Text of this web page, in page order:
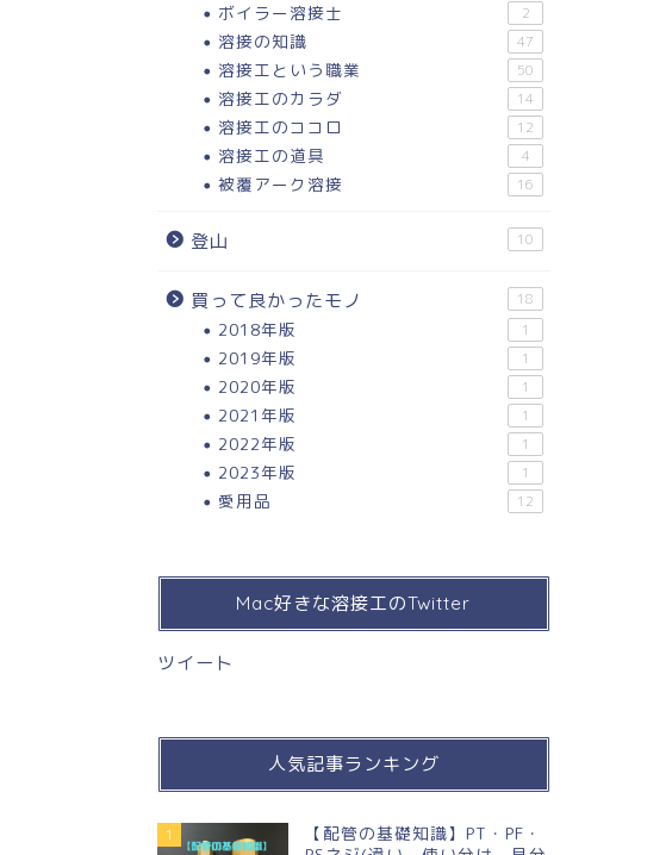
ボイラー溶接士 2
溶接の知識 47
溶接工という職業 50
溶接工のカラダ 14
溶接工のココロ 12
溶接工の道具 4
被覆アーク溶接 16
登山 10
買って良かったモノ 18
2018年版 1
2019年版 1
2020年版 1
2021年版 1
2022年版 1
2023年版 1
愛用品 12
Mac好きな溶接工のTwitter
ツイート
人気記事ランキング
1
【配管の基礎知識】PT・PF・